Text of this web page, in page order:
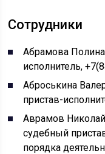
Сотрудники
Абрамова
исполнитель,
Аброськина
пристав-
Аврамов
судебный
порядка